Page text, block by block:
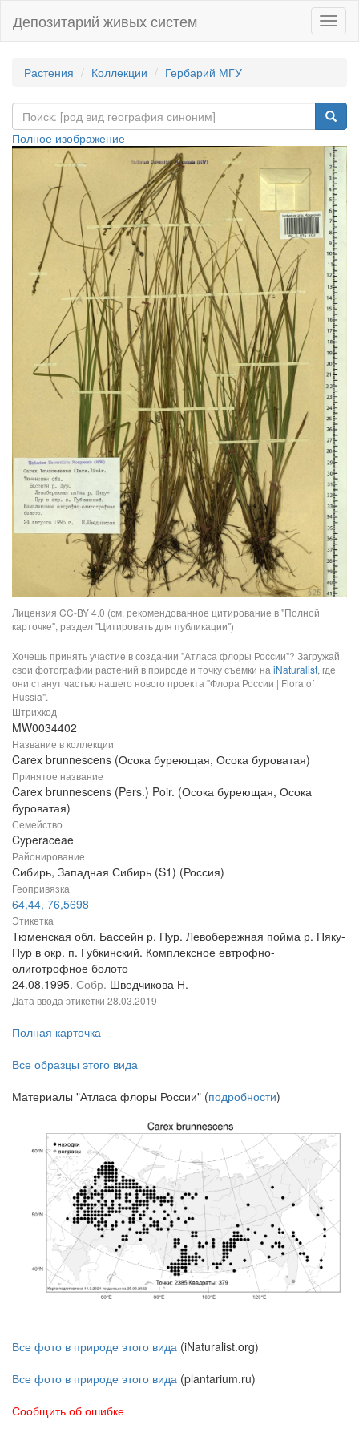
Депозитарий живых систем
Растения Коллекции Гербарий МГУ
Полное изображение
Лицензия CC-BY 4.0 (см. рекомендованное цитирование в "Полной
карточке", раздел "Цитировать для публикации")
Хочешь принять участие в создании "Атласа флоры России"? Загружай
свои фотографии растений в природе и точку съемки на iNaturalist, где
они станут частью нашего нового проекта "Флора России | Flora of
Russia".
Штрихкод
MW0034402
Название в коллекции
Carex brunnescens (Осока буреющая, Осока буроватая)
Принятое название
Carex brunnescens (Pers.) Poir. (Осока буреющая, Осока
буроватая)
Семейство
Cyperaceae
Районирование
Сибирь, Западная Сибирь (S1) (Россия)
Геопривязка
64,44, 76,5698
Этикетка
Тюменская обл. Бассейн р. Пур. Левобережная пойма р. Пяку-
Пур в окр. п. Губкинский. Комплексное евтрофно-
олиготрофное болото
24.08.1995. Собр. Шведчикова Н.
Дата ввода этикетки 28.03.2019
Полная карточка
Все образцы этого вида
Материалы "Атласа флоры России" (подробности)
Все фото в природе этого вида (iNaturalist.org)
Все фото в природе этого вида (plantarium.ru)
Сообщить об ошибке